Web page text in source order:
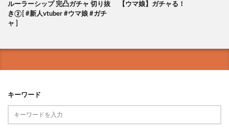
ルーラーシップ 完凸ガチャ 切り抜
き②[ #新人vtuber #ウマ娘 #ガチ
ャ ]
【ウマ娘】ガチャる！
キーワード